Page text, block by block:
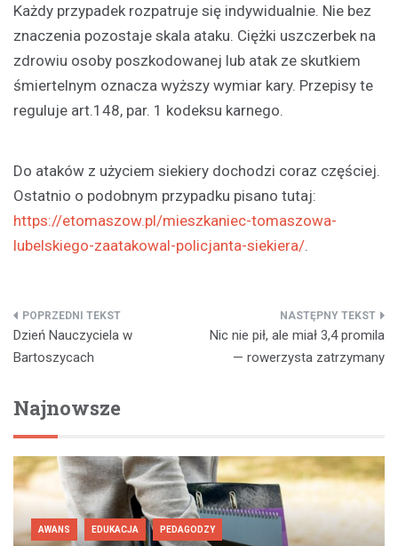
Każdy przypadek rozpatruje się indywidualnie. Nie bez
znaczenia pozostaje skala ataku. Ciężki uszczerbek na
zdrowiu osoby poszkodowanej lub atak ze skutkiem
śmiertelnym oznacza wyższy wymiar kary. Przepisy te
reguluje art.148, par. 1 kodeksu karnego.
Do ataków z użyciem siekiery dochodzi coraz częściej.
Ostatnio o podobnym przypadku pisano tutaj:
https://etomaszow.pl/mieszkaniec-tomaszowa-
lubelskiego-zaatakowal-policjanta-siekiera/.
Nawigacja
wpisu
Dzień Nauczyciela w
Bartoszycach
Nic nie pił, ale miał 3,4 promila
— rowerzysta zatrzymany
Najnowsze
AWANS EDUKACJA PEDAGODZY